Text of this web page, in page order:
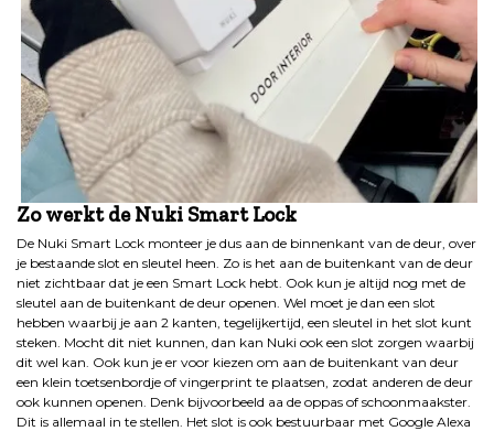
Zo werkt de Nuki Smart Lock
De Nuki Smart Lock monteer je dus aan de binnenkant van de deur, over
je bestaande slot en sleutel heen. Zo is het aan de buitenkant van de deur
niet zichtbaar dat je een Smart Lock hebt. Ook kun je altijd nog met de
sleutel aan de buitenkant de deur openen. Wel moet je dan een slot
hebben waarbij je aan 2 kanten, tegelijkertijd, een sleutel in het slot kunt
steken. Mocht dit niet kunnen, dan kan Nuki ook een slot zorgen waarbij
dit wel kan. Ook kun je er voor kiezen om aan de buitenkant van deur
een klein toetsenbordje of vingerprint te plaatsen, zodat anderen de deur
ook kunnen openen. Denk bijvoorbeeld aa de oppas of schoonmaakster.
Dit is allemaal in te stellen. Het slot is ook bestuurbaar met Google Alexa